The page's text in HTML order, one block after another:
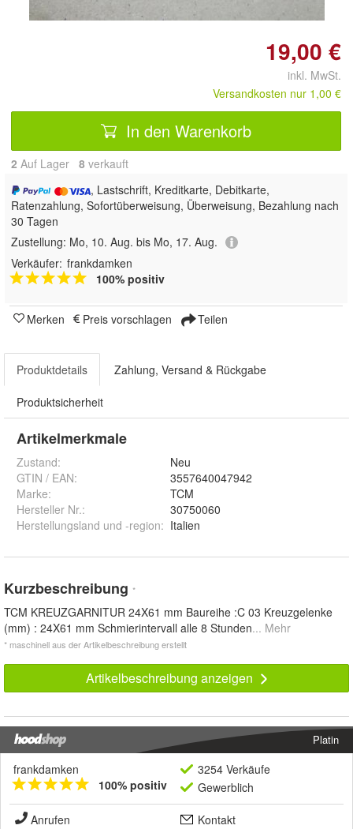
19,00 €
inkl. MwSt.
Versandkosten nur 1,00 €
In den Warenkorb
2 Auf Lager 8 verkauft
, Lastschrift, Kreditkarte, Debitkarte,
Ratenzahlung, Sofortüberweisung, Überweisung, Bezahlung nach
30 Tagen
Zustellung: Mo, 10. Aug. bis Mo, 17. Aug.
Verkäufer: frankdamken
100% positiv
Merken Preis vorschlagen Teilen
Produktdetails Zahlung, Versand & Rückgabe
Produktsicherheit
Artikelmerkmale
Zustand:
Neu
GTIN / EAN:
3557640047942
Marke:
TCM
Hersteller Nr.:
30750060
Herstellungsland und -region: Italien
Kurzbeschreibung *
TCM KREUZGARNITUR 24X61 mm Baureihe :C 03 Kreuzgelenke
(mm) : 24X61 mm Schmierintervall alle 8 Stunden... Mehr
* maschinell aus der Artikelbeschreibung erstellt
Artikelbeschreibung anzeigen
Platin
frankdamken
100% positiv
3254 Verkäufe
Gewerblich
Anrufen
Kontakt